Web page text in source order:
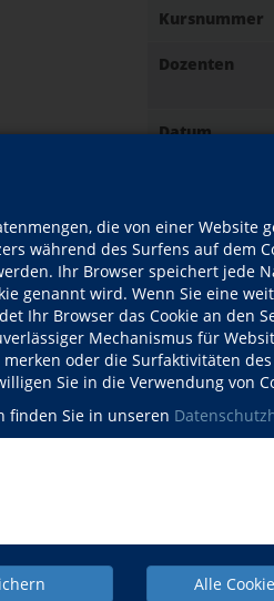
die von einer Website
während des Surfens auf dem
Ihr Browser speichert jede
genannt wird. Wenn Sie eine
Ihr Browser das Cookie an den
Mechanismus für
oder die Surfaktivitäten
Sie in die Verwendung von
finden Sie in unseren
Alle
Kursnummer
Dozenten
Datum
Ort
Kursdetails
Mehr